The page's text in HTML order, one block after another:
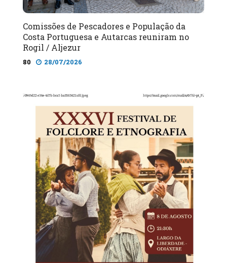
Comissões de Pescadores e População da
Costa Portuguesa e Autarcas reuniram no
Rogil / Aljezur
80 28/07/2026